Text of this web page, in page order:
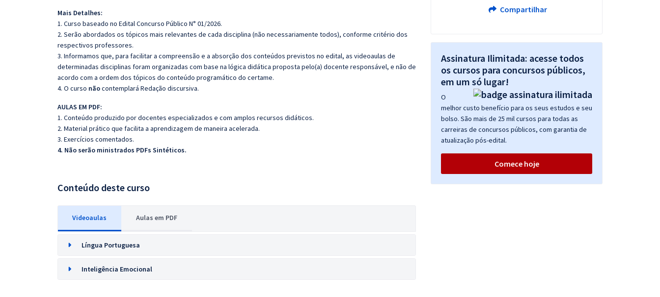
Mais Detalhes:
1. Curso baseado no Edital Concurso Público N° 01/2026.
2. Serão abordados os tópicos mais relevantes de cada disciplina (não necessariamente todos), conforme critério dos
respectivos professores.
3. Informamos que, para facilitar a compreensão e a absorção dos conteúdos previstos no edital, as videoaulas de
determinadas disciplinas foram organizadas com base na lógica didática proposta pelo(a) docente responsável, e não de
acordo com a ordem dos tópicos do conteúdo programático do certame.
4. O curso nãocontemplará Redação discursiva.
AULAS EM PDF:
1. Conteúdo produzido por docentes especializados e com amplos recursos didáticos.
2. Material prático que facilita a aprendizagem de maneira acelerada.
3. Exercícios comentados.
4. Não serão ministrados PDFs Sintéticos.
Conteúdo deste curso
Videoaulas Aulas em PDF
Língua Portuguesa
Inteligência Emocional
Compartilhar
Assinatura Ilimitada: acesse todos
os cursos para concursos públicos,
em um só lugar!
O
melhor custo benefício para os seus estudos e seu
bolso. São mais de 25 mil cursos para todas as
carreiras de concursos públicos, com garantia de
atualização pós-edital.
Comece hoje